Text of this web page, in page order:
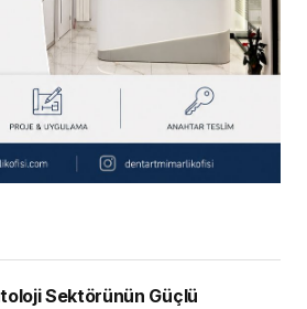
Sektörünün Güçlü